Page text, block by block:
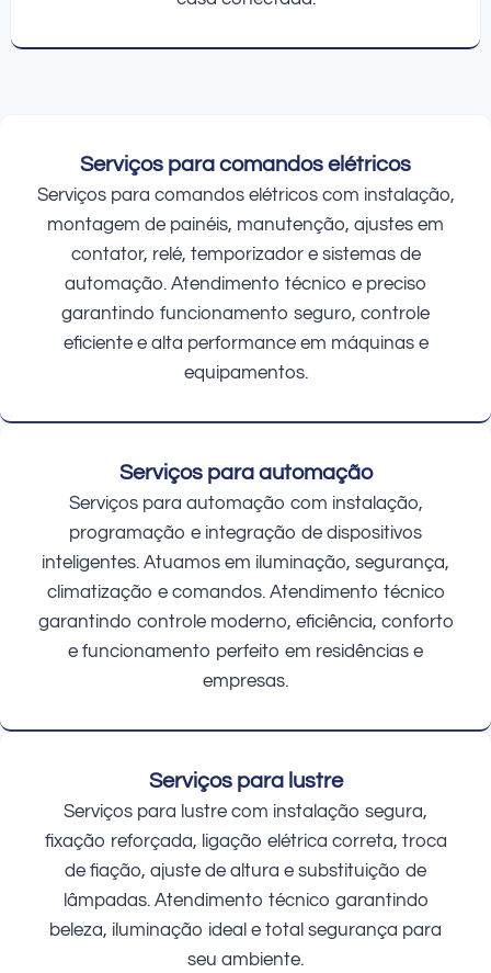
Serviços para comandos elétricos
Serviços para comandos elétricos com instalação,
montagem de painéis, manutenção, ajustes em
contator, relé, temporizador e sistemas de
automação. Atendimento técnico e preciso
garantindo funcionamento seguro, controle
eficiente e alta performance em máquinas e
equipamentos.
Serviços para automação
Serviços para automação com instalação,
programação e integração de dispositivos
inteligentes. Atuamos em iluminação, segurança,
climatização e comandos. Atendimento técnico
garantindo controle moderno, eficiência, conforto
e funcionamento perfeito em residências e
empresas.
Serviços para lustre
Serviços para lustre com instalação segura,
fixação reforçada, ligação elétrica correta, troca
de fiação, ajuste de altura e substituição de
lâmpadas. Atendimento técnico garantindo
beleza, iluminação ideal e total segurança para
seu ambiente.